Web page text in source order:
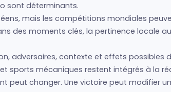
sont déterminants.
mais les compétitions mondiales
des moments clés, la pertinence locale
adversaires, contexte et effets
sports mécaniques restent intégrés à la
peut changer. Une victoire peut modifier